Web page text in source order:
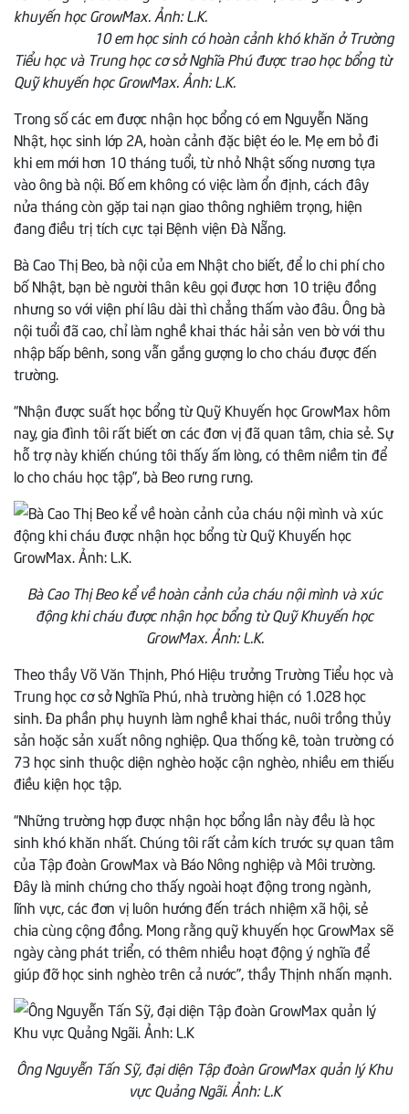
10 em học sinh có hoàn cảnh khó khăn ở Trường
Tiểu học và Trung học cơ sở Nghĩa Phú được trao học bổng từ
Quỹ khuyến học GrowMax. Ảnh: L.K.
Trong số các em được nhận học bổng có em Nguyễn Năng
Nhật, học sinh lớp 2A, hoàn cảnh đặc biệt éo le. Mẹ em bỏ đi
khi em mới hơn 10 tháng tuổi, từ nhỏ Nhật sống nương tựa
vào ông bà nội. Bố em không có việc làm ổn định, cách đây
nửa tháng còn gặp tai nạn giao thông nghiêm trọng, hiện
đang điều trị tích cực tại Bệnh viện Đà Nẵng.
Bà Cao Thị Beo, bà nội của em Nhật cho biết, để lo chi phí cho
bố Nhật, bạn bè người thân kêu gọi được hơn 10 triệu đồng
nhưng so với viện phí lâu dài thì chẳng thấm vào đâu. Ông bà
nội tuổi đã cao, chỉ làm nghề khai thác hải sản ven bờ với thu
nhập bấp bênh, song vẫn gắng gượng lo cho cháu được đến
trường.
“Nhận được suất học bổng từ Quỹ Khuyến học GrowMax hôm
nay, gia đình tôi rất biết ơn các đơn vị đã quan tâm, chia sẻ. Sự
hỗ trợ này khiến chúng tôi thấy ấm lòng, có thêm niềm tin để
lo cho cháu học tập”, bà Beo rưng rưng.
Bà Cao Thị Beo kể về hoàn cảnh của cháu nội mình và xúc
động khi cháu được nhận học bổng từ Quỹ Khuyến học
GrowMax. Ảnh: L.K.
Theo thầy Võ Văn Thịnh, Phó Hiệu trưởng Trường Tiểu học và
Trung học cơ sở Nghĩa Phú, nhà trường hiện có 1.028 học
sinh. Đa phần phụ huynh làm nghề khai thác, nuôi trồng thủy
sản hoặc sản xuất nông nghiệp. Qua thống kê, toàn trường có
73 học sinh thuộc diện nghèo hoặc cận nghèo, nhiều em thiếu
điều kiện học tập.
“Những trường hợp được nhận học bổng lần này đều là học
sinh khó khăn nhất. Chúng tôi rất cảm kích trước sự quan tâm
của Tập đoàn GrowMax và Báo Nông nghiệp và Môi trường.
Đây là minh chứng cho thấy ngoài hoạt động trong ngành,
lĩnh vực, các đơn vị luôn hướng đến trách nhiệm xã hội, sẻ
chia cùng cộng đồng. Mong rằng quỹ khuyến học GrowMax sẽ
ngày càng phát triển, có thêm nhiều hoạt động ý nghĩa để
giúp đỡ học sinh nghèo trên cả nước”, thầy Thịnh nhấn mạnh.
Ông Nguyễn Tấn Sỹ, đại diện Tập đoàn GrowMax quản lý Khu
vực Quảng Ngãi. Ảnh: L.K